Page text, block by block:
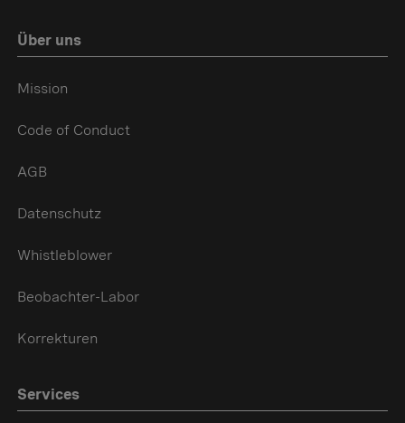
Über uns
Mission
Code of Conduct
AGB
Datenschutz
Whistleblower
Beobachter-Labor
Korrekturen
Services